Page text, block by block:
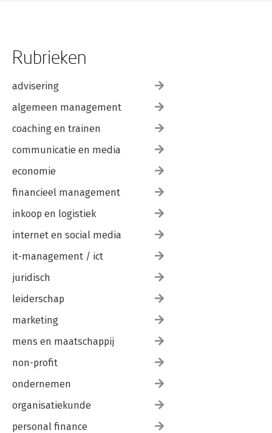
Rubrieken
advisering
algemeen management
coaching en trainen
communicatie en media
economie
financieel management
inkoop en logistiek
internet en social media
it-management / ict
juridisch
leiderschap
marketing
mens en maatschappij
non-profit
ondernemen
organisatiekunde
personal finance